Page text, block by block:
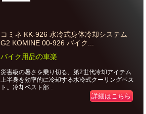
コミネ KK-926 水冷式身体冷却システム
G2 KOMINE 00-926 バイク...
バイク用品の車楽
災害級の暑さを乗り切る、第2世代冷却アイテム
上半身を効率的に冷却する水冷式クーリングベス
ト。冷却ベスト部...
詳細はこちら